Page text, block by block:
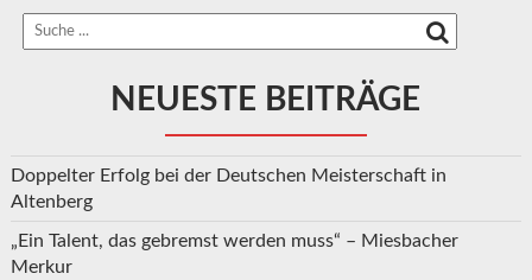
NEUESTE BEITRÄGE
Doppelter Erfolg bei der Deutschen Meisterschaft in
Altenberg
„Ein Talent, das gebremst werden muss“ – Miesbacher
Merkur